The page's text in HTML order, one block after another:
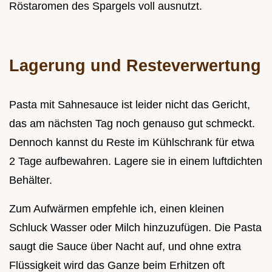
Röstaromen des Spargels voll ausnutzt.
Lagerung und Resteverwertung
Pasta mit Sahnesauce ist leider nicht das Gericht,
das am nächsten Tag noch genauso gut schmeckt.
Dennoch kannst du Reste im Kühlschrank für etwa
2 Tage aufbewahren. Lagere sie in einem luftdichten
Behälter.
Zum Aufwärmen empfehle ich, einen kleinen
Schluck Wasser oder Milch hinzuzufügen. Die Pasta
saugt die Sauce über Nacht auf, und ohne extra
Flüssigkeit wird das Ganze beim Erhitzen oft